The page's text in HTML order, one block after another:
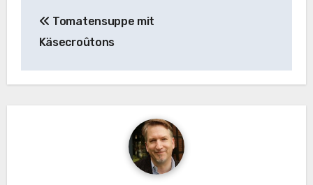
Tomatensuppe mit
Käsecroûtons